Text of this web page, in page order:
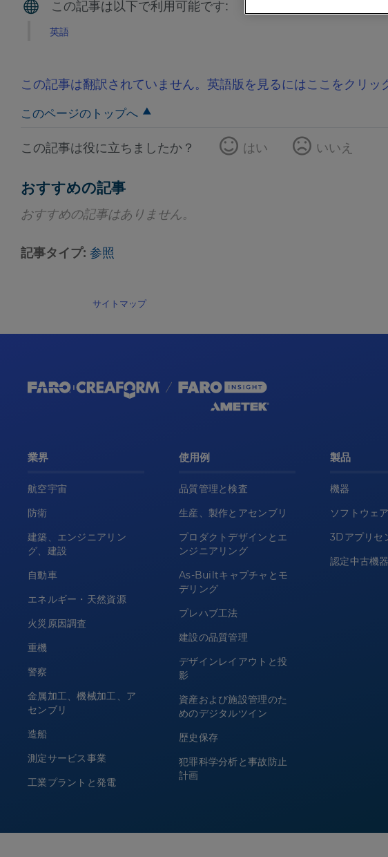
英語
この記事は翻訳されていません。英語版を見るにはここをクリッ
このページのトップへ
この記事は役に立ちましたか？ はい いいえ
おすすめの記事
おすすめの記事はありません。
記事タイプ 参照
サイトマップ
業界
航空宇宙
防衛
建築、エンジニアリン
グ、建設
自動車
エネルギー・天然資源
火災原因調査
重機
警察
金属加工、機械加工、ア
センブリ
造船
測定サービス事業
工業プラントと発電
使用例
品質管理と検査
生産、製作とアセンブリ
プロダクトデザインとエ
ンジニアリング
As-Builtキャプチャとモ
デリング
プレハブ工法
建設の品質管理
デザインレイアウトと投
影
資産および施設管理のた
めのデジタルツイン
歴史保存
犯罪科学分析と事故防止
計画
製品
機器
ソフトウェア
3Dアプリセ
認定中古機器